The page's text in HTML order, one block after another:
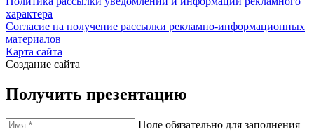
характера
Согласие на получение рассылки рекламно-информационных
материалов
Карта сайта
Создание сайта
Получить презентацию
Поле обязательно для заполнения